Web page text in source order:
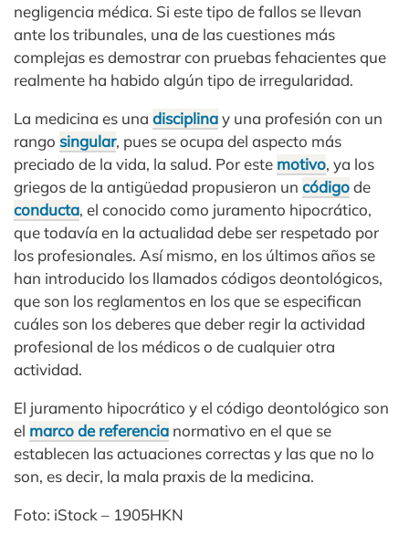
negligencia médica. Si este tipo de fallos se llevan
ante los tribunales, una de las cuestiones más
complejas es demostrar con pruebas fehacientes que
realmente ha habido algún tipo de irregularidad.
La medicina es una disciplinay una profesión con un
rango singular, pues se ocupa del aspecto más
preciado de la vida, la salud. Por este motivo, ya los
griegos de la antigüedad propusieron un códigode
conducta, el conocido como juramento hipocrático,
que todavía en la actualidad debe ser respetado por
los profesionales. Así mismo, en los últimos años se
han introducido los llamados códigos deontológicos,
que son los reglamentos en los que se especifican
cuáles son los deberes que deber regir la actividad
profesional de los médicos o de cualquier otra
actividad.
El juramento hipocrático y el código deontológico son
el marco de referencia normativo en el que se
establecen las actuaciones correctas y las que no lo
son, es decir, la mala praxis de la medicina.
Foto: iStock – 1905HKN